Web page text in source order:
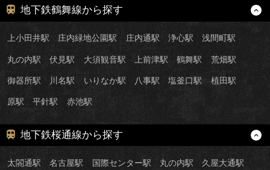
地下鉄鶴舞線から探す
上小田井駅 庄内緑地公園駅 庄内通駅 浄心駅 浅間町駅
丸の内駅 伏見駅 大須観音駅 上前津駅 鶴舞駅 荒畑駅
御器所駅 川名駅 いりなか駅 八事駅 塩釜口駅 植田駅
原駅 平針駅 赤池駅
地下鉄桜通線から探す
太閤通駅 名古屋駅 国際センター駅 丸の内駅 久屋大通駅